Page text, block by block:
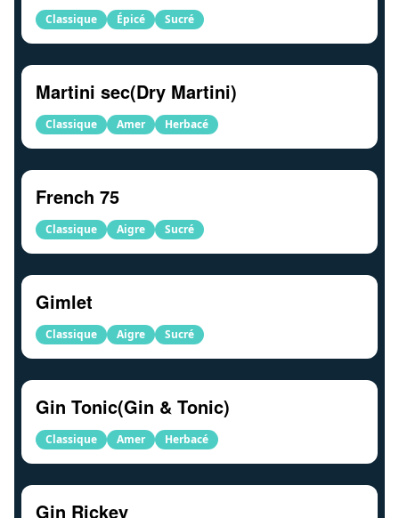
Classique Épicé Sucré
Martini sec(Dry Martini)
Classique Amer Herbacé
French 75
Classique Aigre Sucré
Gimlet
Classique Aigre Sucré
Gin Tonic(Gin & Tonic)
Classique Amer Herbacé
Gin Rickey